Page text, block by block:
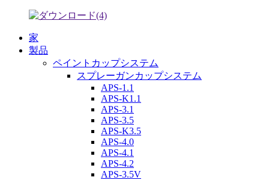
家
製品
ペイントカップシステム
スプレーガンカップシステム
APS-1.1
APS-K1.1
APS-3.1
APS-3.5
APS-K3.5
APS-4.0
APS-4.1
APS-4.2
APS-3.5V